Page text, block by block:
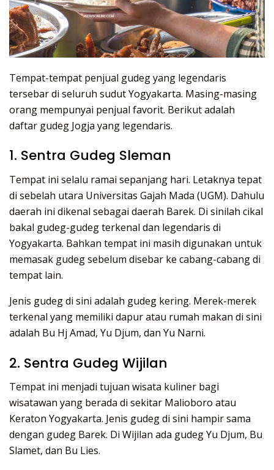
Tempat-tempat penjual gudeg yang legendaris
tersebar di seluruh sudut Yogyakarta. Masing-masing
orang mempunyai penjual favorit. Berikut adalah
daftar gudeg Jogja yang legendaris.
1. Sentra Gudeg Sleman
Tempat ini selalu ramai sepanjang hari. Letaknya tepat
di sebelah utara Universitas Gajah Mada (UGM). Dahulu
daerah ini dikenal sebagai daerah Barek. Di sinilah cikal
bakal gudeg-gudeg terkenal dan legendaris di
Yogyakarta. Bahkan tempat ini masih digunakan untuk
memasak gudeg sebelum disebar ke cabang-cabang di
tempat lain.
Jenis gudeg di sini adalah gudeg kering. Merek-merek
terkenal yang memiliki dapur atau rumah makan di sini
adalah Bu Hj Amad, Yu Djum, dan Yu Narni.
2. Sentra Gudeg Wijilan
Tempat ini menjadi tujuan wisata kuliner bagi
wisatawan yang berada di sekitar Malioboro atau
Keraton Yogyakarta. Jenis gudeg di sini hampir sama
dengan gudeg Barek. Di Wijilan ada gudeg Yu Djum, Bu
Slamet, dan Bu Lies.